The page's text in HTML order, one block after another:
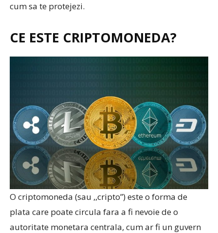
cum sa te protejezi.
CE ESTE CRIPTOMONEDA?
O criptomoneda (sau ,,cripto”) este o forma de
plata care poate circula fara a fi nevoie de o
autoritate monetara centrala, cum ar fi un guvern